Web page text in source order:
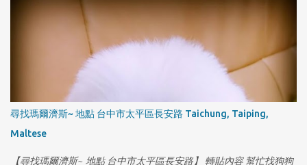
讓她自己跑出門了，請大家幫忙注意是否有她的行蹤，希望皮皮可
以趕快回家...謝謝🙏！ [有晶片] #走失 #狗走失
尋找瑪爾濟斯~ 地點 台中市太平區長安路 Taichung, Taiping,
Maltese
【尋找瑪爾濟斯~ 地點 台中市太平區長安路】 轉貼內容 幫忙找狗狗